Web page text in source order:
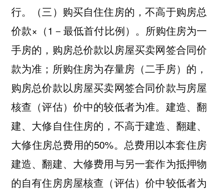
行。（三）购买自住住房的，不高于购房总
价款×（1－最低首付比例）。所购住房为一
手房的，购房总价款以房屋买卖网签合同价
款为准；所购住房为存量房（二手房）的，
购房总价款以房屋买卖网签合同价款与房屋
核查（评估）价中的较低者为准。建造、翻
建、大修自住住房的，不高于建造、翻建、
大修住房总费用的50%。总费用以本套住房
建造、翻建、大修费用与另一套作为抵押物
的自有住房房屋核查（评估）价中较低者为